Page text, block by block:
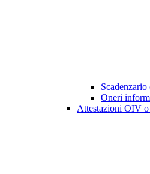
Oneri
Attestazioni OIV o